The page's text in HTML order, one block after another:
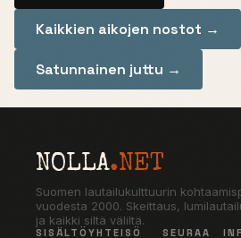
Kaikkien aikojen nostot →
Satunnainen juttu →
NOLLA.NET
Suomen lautailukulttuurin
vuodesta 2000. Skeittaus,
ja kaikki siltä väliltä.
SISÄLTÖ YHTEISÖ SEURAA